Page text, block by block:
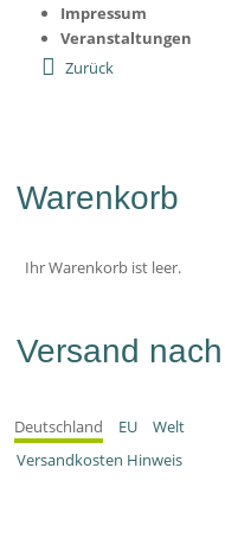
Impressum
Veranstaltungen
Zurück
Warenkorb
Ihr Warenkorb ist leer.
Versand nach
Deutschland EU
Welt
Versandkosten Hinweis